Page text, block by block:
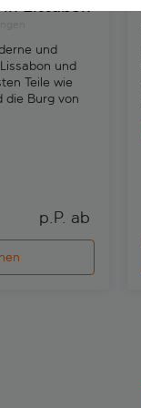
Lissabon
und
und
Teile wie
die Burg von
p.P. ab